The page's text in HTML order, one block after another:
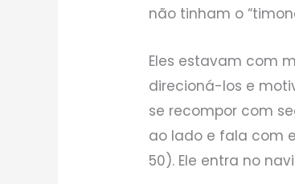
não tinham o
Eles estavam com
direcioná-los e
se recompor com
ao lado e fala com
50). Ele entra no